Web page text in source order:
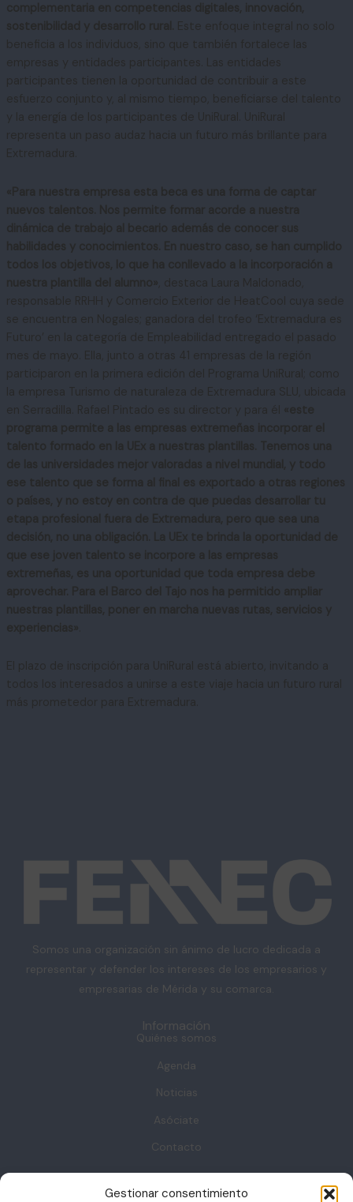
Gestionar consentimiento
complementaria en competencias digitales, innovación,
sostenibilidad y desarrollo rural. Este enfoque integral no solo
beneficia a los individuos, sino que también fortalece las
empresas y entidades participantes. Las entidades
participantes tienen la oportunidad de contribuir a este
esfuerzo conjunto y, al mismo tiempo, beneficiarse del talento
y la energía de los participantes de UniRural. UniRural
representa un paso audaz hacia un futuro más brillante para
Extremadura.
«Para nuestra empresa esta beca es una forma de captar
nuevos talentos. Nos permite formar acorde a nuestra
dinámica de trabajo al becario además de conocer sus
habilidades y conocimientos. En nuestro caso, se han cumplido
todos los objetivos, lo que ha conllevado a la incorporación a
nuestra plantilla del alumno» , destaca Laura Maldonado,
responsable RRHH y Comercio Exterior de HeatCool cuya sede
se encuentra en Nogales; ganadora del trofeo ‘Extremadura es
Futuro’ en la categoría de Empleabilidad entregado el pasado
mes de mayo. Ella, junto a otras 41 empresas de la región
participaron en la primera edición del Programa UniRural; como
la empresa Turismo de naturaleza de Extremadura SLU, ubicada
en Serradilla. Rafael Pintado es su director y para él «este
programa permite a las empresas extremeñas incorporar el
talento formado en la UEx a nuestras plantillas. Tenemos una
de las universidades mejor valoradas a nivel mundial, y todo
ese talento que se forma al final es exportado a otras regiones
o países, y no estoy en contra de que puedas desarrollar tu
etapa profesional fuera de Extremadura, pero que sea una
decisión, no una obligación. La UEx te brinda la oportunidad de
que ese joven talento se incorpore a las empresas
extremeñas, es una oportunidad que toda empresa debe
aprovechar. Para el Barco del Tajo nos ha permitido ampliar
nuestras plantillas, poner en marcha nuevas rutas, servicios y
experiencias»
El plazo de inscripción para UniRural está abierto, invitando a
todos los interesados a unirse a este viaje hacia un futuro rural
más prometedor para Extremadura.
Somos una organización sin ánimo de lucro dedicada a
representar y defender los intereses de los empresarios y
empresarias de Mérida y su comarca.
Información
Quiénes somos
Agenda
Noticias
Asóciate
Contacto
Contacto